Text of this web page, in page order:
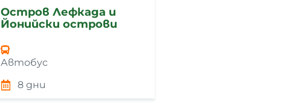
Остров Лефкада и
Йонийски острови
Автобус
8 дни